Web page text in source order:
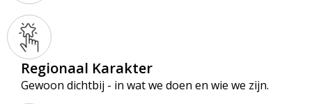
Regionaal Karakter
Gewoon dichtbij - in wat we doen en wie we zijn.